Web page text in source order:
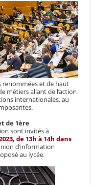
et de haut
métiers allant de l’action
internationales, au
de 1ère
sont invités à
de 13h à 14h dans
d’information
au lycée.